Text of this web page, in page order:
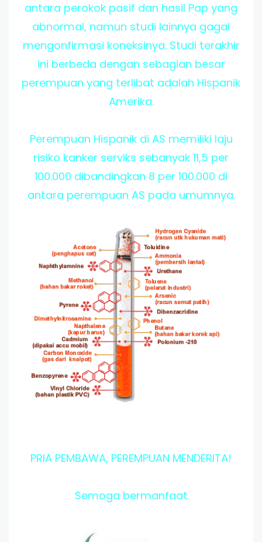
antara perokok pasif dan hasil Pap yang
abnormal, namun studi lainnya gagal
mengonfirmasi koneksinya. Studi terakhir
ini berbeda dengan sebagian besar
perempuan yang terlibat adalah Hispanik
Amerika.
Perempuan Hispanik di AS memiliki laju
risiko kanker serviks sebanyak 11,5 per
100.000 dibandingkan 8 per 100.000 di
antara perempuan AS pada umumnya.
PRIA PEMBAWA, PEREMPUAN MENDERITA!
Semoga bermanfaat